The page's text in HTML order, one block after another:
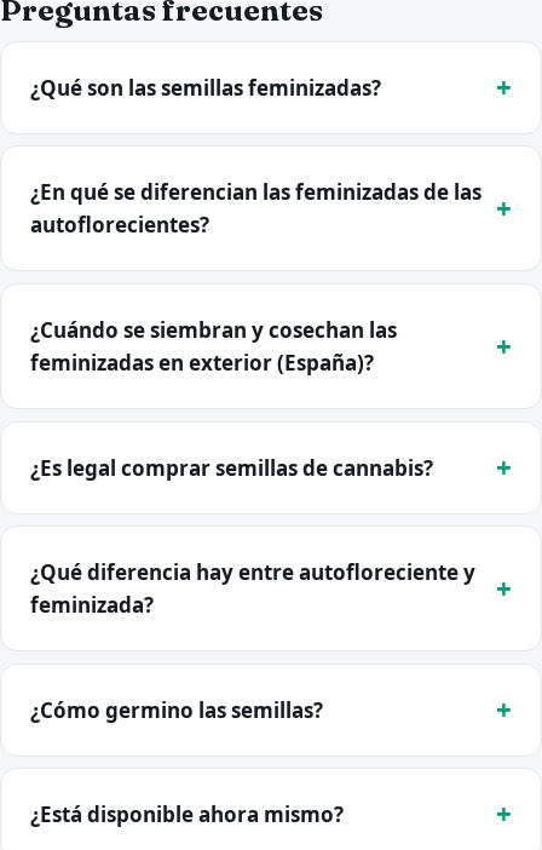
Preguntas frecuentes
¿Qué son las semillas feminizadas?
¿En qué se diferencian las feminizadas de las
autoflorecientes?
¿Cuándo se siembran y cosechan las
feminizadas en exterior (España)?
¿Es legal comprar semillas de cannabis?
¿Qué diferencia hay entre autofloreciente y
feminizada?
¿Cómo germino las semillas?
¿Está disponible ahora mismo?